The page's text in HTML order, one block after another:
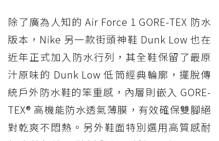
除了廣為人知的 Air Force 1 GORE-TEX 防水
版本，Nike 另一款街頭神鞋 Dunk Low 也在
近年正式加入防水行列，其全鞋保留了最原
汁原味的 Dunk Low 低筒經典輪廓，擺脫傳
統戶外防水鞋的笨重感，內層則嵌入 GORE-
TEX® 高機能防水透氣薄膜，有效確保雙腳絕
對乾爽不悶熱。另外鞋面特別選用高質感耐